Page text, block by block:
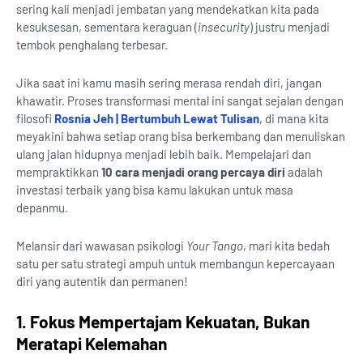
sering kali menjadi jembatan yang mendekatkan kita pada
kesuksesan, sementara keraguan (insecurity) justru menjadi
tembok penghalang terbesar.
Jika saat ini kamu masih sering merasa rendah diri, jangan
khawatir. Proses transformasi mental ini sangat sejalan dengan
filosofi Rosnia Jeh | Bertumbuh Lewat Tulisan, di mana kita
meyakini bahwa setiap orang bisa berkembang dan menuliskan
ulang jalan hidupnya menjadi lebih baik. Mempelajari dan
mempraktikkan 10 cara menjadi orang percaya diri adalah
investasi terbaik yang bisa kamu lakukan untuk masa
depanmu.
Melansir dari wawasan psikologi Your Tango, mari kita bedah
satu per satu strategi ampuh untuk membangun kepercayaan
diri yang autentik dan permanen!
1. Fokus Mempertajam Kekuatan, Bukan
Meratapi Kelemahan